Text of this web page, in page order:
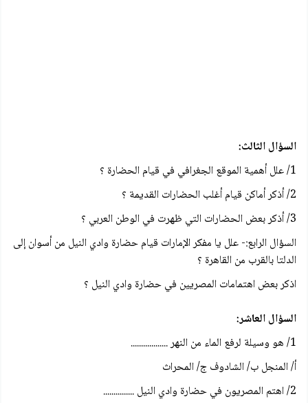
السؤال الثالث:
1/ علل أهمية الموقع الجغرافي في قيام الحضارة ؟
2/ أذكر أماكن قيام أغلب الحضارات القديمة ؟
3/ أذكر بعض الحضارات التي ظهرت في الوطن العربي ؟
السؤال الرابع:- علل يا مفكر الإمارات قیام حضارة وادي النيل من أسوان إلى
الدلتا بالقرب من القاهرة ؟
اذكر بعض اهتمامات المصريين في حضارة وادي النيل ؟
السؤال العاشر:
1/ هو وسيلة لرفع الماء من النهر ..................
أ/ المنجل ب/ الشادوف ج/ المحراث
2/ اهتم المصريون في حضارة وادي النيل ...............